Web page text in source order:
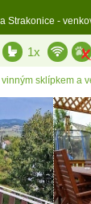
Strakonice -
1x
sklípkem a